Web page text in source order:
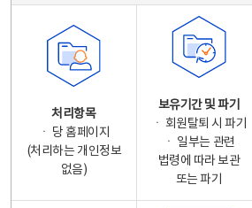
처리항목
ㆍ 당 홈페이지
(처리하는 개인정보
없음)
보유기간 및 파기
ㆍ 회원탈퇴 시 파기
ㆍ 일부는 관련
법령에 따라 보관
또는 파기